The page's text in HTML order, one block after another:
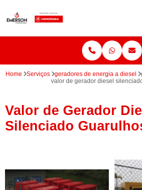
Home Serviços geradores de energia a diesel
valor de gerador diesel
Valor de Gerador
Silenciado